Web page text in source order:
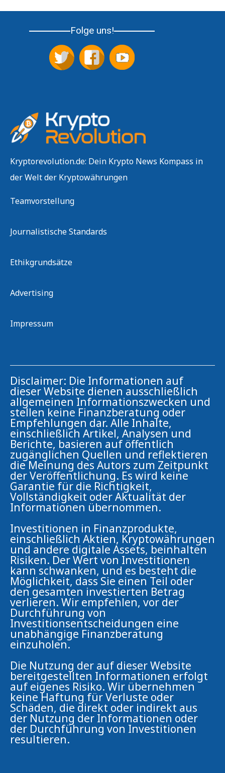
Folge uns!
Kryptorevolution.de: Dein Krypto News Kompass in
der Welt der Kryptowährungen
Teamvorstellung
Journalistische Standards
Ethikgrundsätze
Advertising
Impressum
Disclaimer: Die Informationen auf
dieser Website dienen ausschließlich
allgemeinen Informationszwecken und
stellen keine Finanzberatung oder
Empfehlungen dar. Alle Inhalte,
einschließlich Artikel, Analysen und
Berichte, basieren auf öffentlich
zugänglichen Quellen und reflektieren
die Meinung des Autors zum Zeitpunkt
der Veröffentlichung. Es wird keine
Garantie für die Richtigkeit,
Vollständigkeit oder Aktualität der
Informationen übernommen.
Investitionen in Finanzprodukte,
einschließlich Aktien, Kryptowährungen
und andere digitale Assets, beinhalten
Risiken. Der Wert von Investitionen
kann schwanken, und es besteht die
Möglichkeit, dass Sie einen Teil oder
den gesamten investierten Betrag
verlieren. Wir empfehlen, vor der
Durchführung von
Investitionsentscheidungen eine
unabhängige Finanzberatung
einzuholen.
Die Nutzung der auf dieser Website
bereitgestellten Informationen erfolgt
auf eigenes Risiko. Wir übernehmen
keine Haftung für Verluste oder
Schäden, die direkt oder indirekt aus
der Nutzung der Informationen oder
der Durchführung von Investitionen
resultieren.